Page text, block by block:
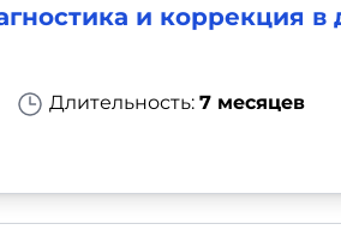
и коррекция в
Длительность: 7 месяцев